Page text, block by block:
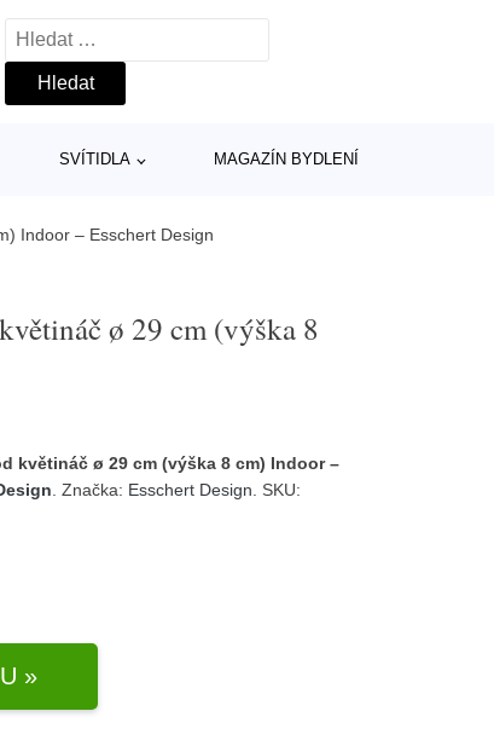
Vyhledávání
SVÍTIDLA MAGAZÍN BYDLENÍ
Indoor – Esschert Design
ø 29 cm (výška 8
květináč ø 29 cm (výška 8 cm) Indoor –
. Značka: Esschert Design . SKU:
»